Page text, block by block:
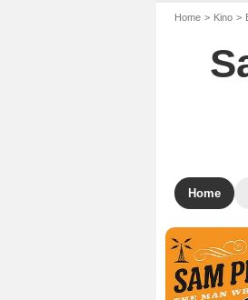
Home Kino
Home